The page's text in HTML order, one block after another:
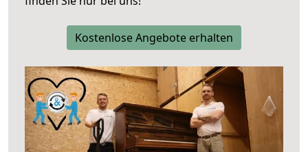
Kostenlose Angebote erhalten